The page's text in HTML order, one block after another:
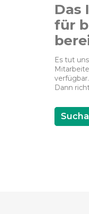
Das
für
Es tut
Dann